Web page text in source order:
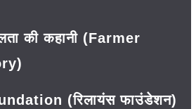
की कहानी (Farmer
(रिलायंस फाउंडेशन)